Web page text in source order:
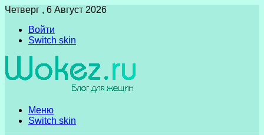
Четверг , 6 Август 2026
Войти
Switch skin
Меню
Switch skin